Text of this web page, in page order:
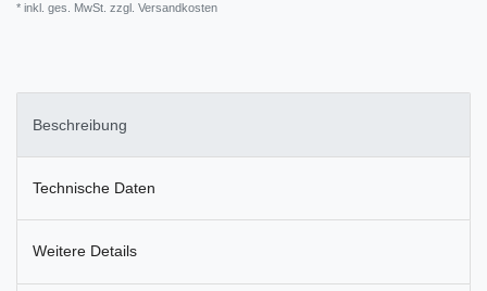
* inkl. ges. MwSt. zzgl. Versandkosten
Beschreibung
Technische Daten
Weitere Details